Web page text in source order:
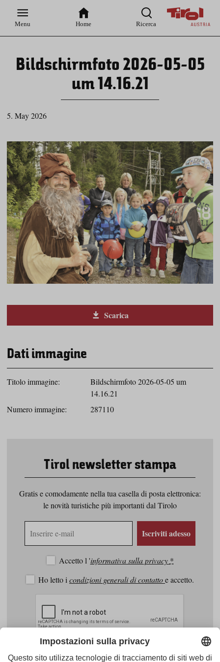
Hauptnavigation
Inhaltsbereich
Menu Home Ricerca
Bildschirmfoto 2026-05-05
um 14.16.21
5. May 2026
Scarica
Dati immagine
Titolo immagine:
Bildschirmfoto 2026-05-05 um
14.16.21
Numero immagine:
287110
Tirol newsletter stampa
Gratis e comodamente nella tua casella di posta elettronica:
le novità turistiche più importanti dal Tirolo
Iscriviti adesso
Accetto l 'informativa sulla privacy *
Ho letto i condizioni generali di contattoe accetto.